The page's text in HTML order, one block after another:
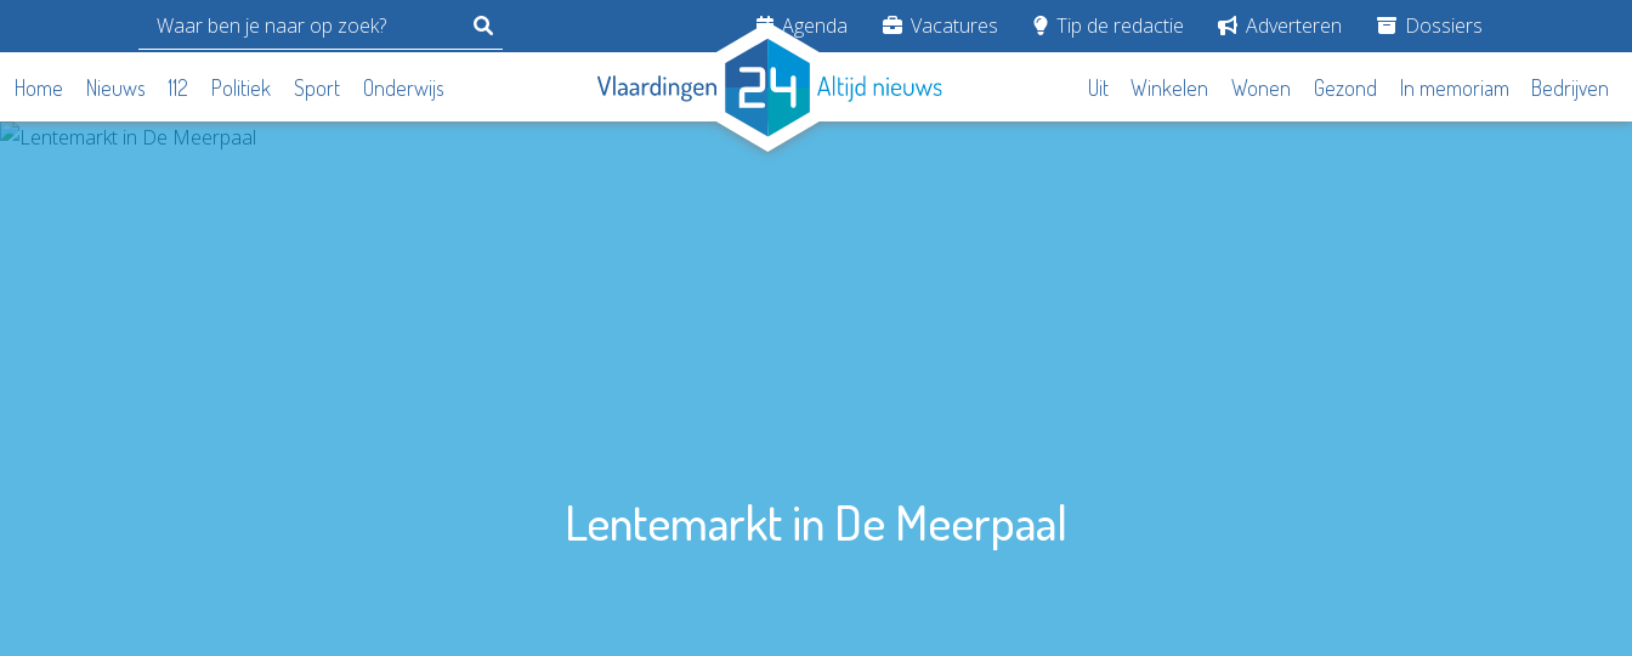
Agenda Vacatures Tip de redactie Adverteren Dossiers
Home Nieuws 112 Politiek Sport Onderwijs Uit Winkelen Wonen Gezond In memoriam Bedrijven
Lentemarkt in De Meerpaal